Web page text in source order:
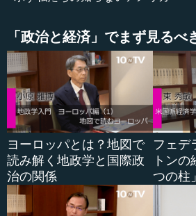
けです。
ですから、もうアメリカは「一線を
もしれません。東部のインテリやカ
ル派の人たちがアメリカを導いてい
う戻れなくなったと思います。その
まで置き去られてきた大衆や一般の
メリカをどう動かしていくかという
ばなりません。未知数なところもあ
今までの通念ではダメだと思うんです
●白人女性たちの悲痛な叫びもト
「政治と経済」でまず見るべ
ヨーロッパとは？地図で
読み解く地政学と国際政
治の関係
フェデ
トン
つの柱」